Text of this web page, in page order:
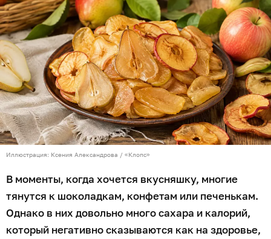
Иллюстрация: Ксения Александрова / «Клопс»
В моменты, когда хочется вкусняшку, многие
тянутся к шоколадкам, конфетам или печенькам.
Однако в них довольно много сахара и калорий,
который негативно сказываются как на здоровье,